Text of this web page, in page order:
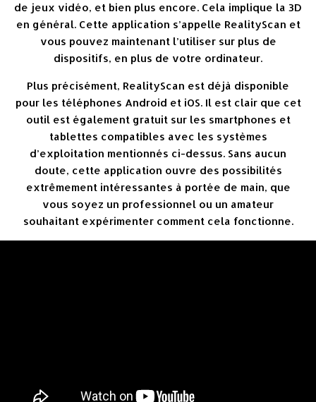
de jeux vidéo, et bien plus encore. Cela implique la 3D
en général. Cette application s’appelle RealityScan et
vous pouvez maintenant l’utiliser sur plus de
dispositifs, en plus de votre ordinateur.
Plus précisément, RealityScan est déjà disponible
pour les téléphones Android et iOS. Il est clair que cet
outil est également gratuit sur les smartphones et
tablettes compatibles avec les systèmes
d’exploitation mentionnés ci-dessus. Sans aucun
doute, cette application ouvre des possibilités
extrêmement intéressantes à portée de main, que
vous soyez un professionnel ou un amateur
souhaitant expérimenter comment cela fonctionne.